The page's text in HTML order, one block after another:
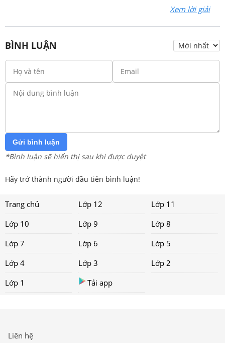
Xem lời giải
BÌNH LUẬN
Gửi bình luận
*Bình luận sẽ hiển thị sau khi được duyệt
Hãy trở thành người đầu tiên bình luận!
Trang chủ Lớp 12
Lớp 11
Lớp 10
Lớp 9
Lớp 8
Lớp 7
Lớp 6
Lớp 5
Lớp 4
Lớp 3
Lớp 2
Lớp 1
Tải app
Liên hệ